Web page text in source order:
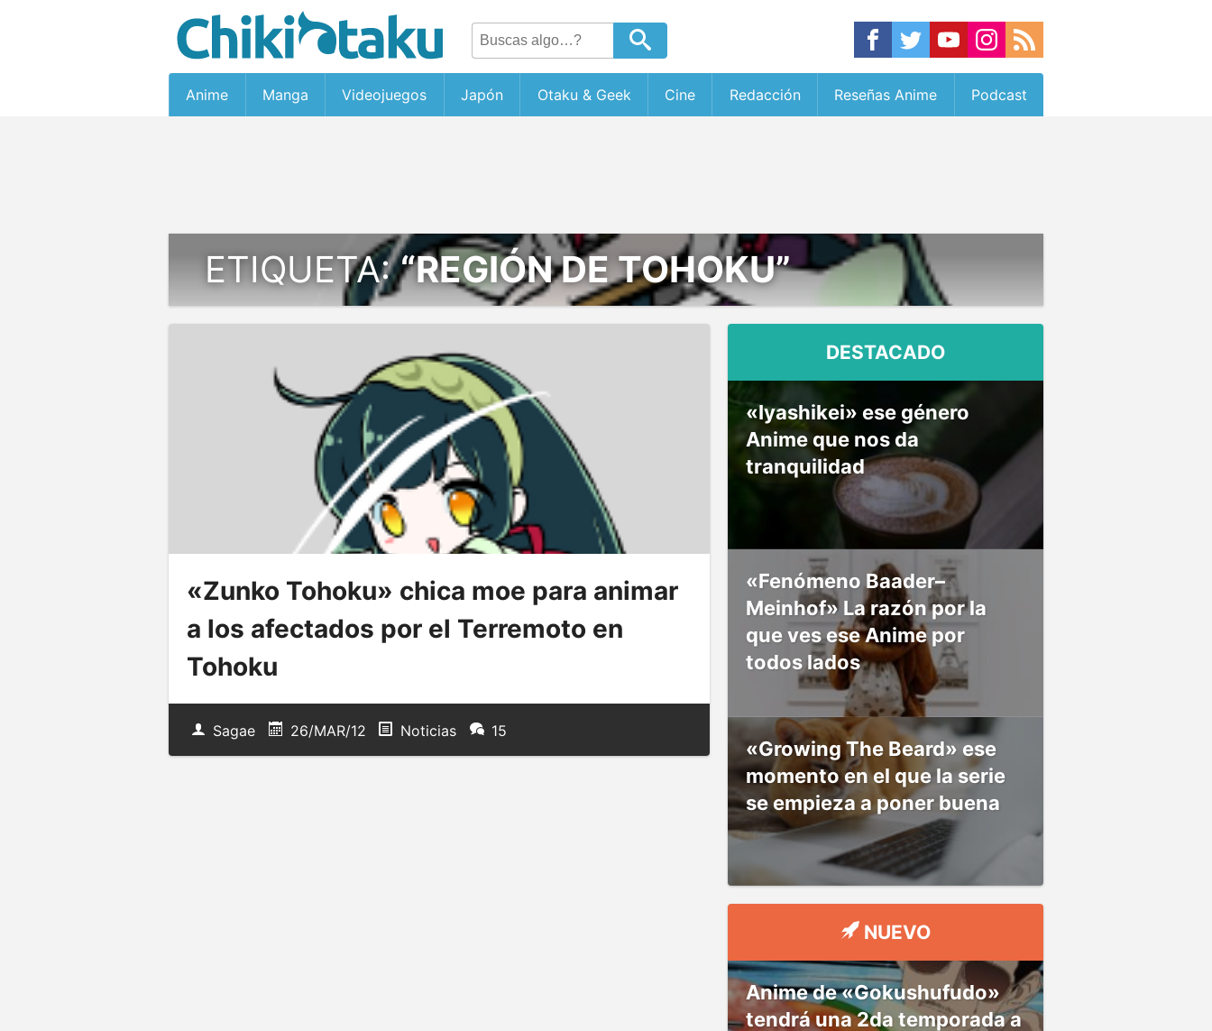
Anime Manga Videojuegos Japón Otaku & Geek Cine Redacción Reseñas Anime Podcast
ETIQUETA:“REGIÓN DE TOHOKU”
«Zunko Tohoku» chica moe para animar
a los afectados por el Terremoto en
Tohoku
Sagae 26/MAR/12 Noticias 15
DESTACADO
«Iyashikei» ese género
Anime que nos da
tranquilidad
«Fenómeno Baader–
Meinhof» La razón por la
que ves ese Anime por
todos lados
«Growing The Beard» ese
momento en el que la serie
se empieza a poner buena
NUEVO
Anime de «Gokushufudo»
tendrá una 2da temporada a